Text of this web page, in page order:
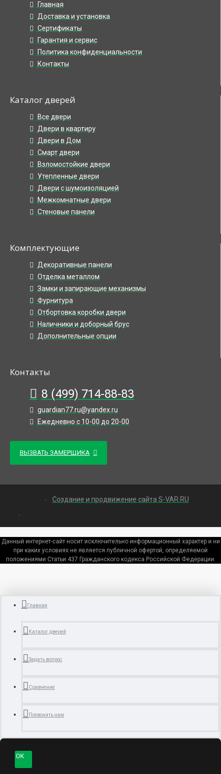
Главная
Доставка и установка
Сертификаты
Гарантия и сервис
Политика конфиденциальности
Контакты
Каталог дверей
Все двери
Двери в квартиру
Двери в Дом
Смарт двери
Взломостойкие двери
Утепленные двери
Двери с шумоизоляцией
Межкомнатные двери
Стеновые панели
Комплектующие
Декоративные панели
Отделка металлом
Замки и запирающие механизмы
Фурнитура
Отбортовка коробки двери
Наличники и доборный брус
Дополнительные опции
Контакты
8 (499) 714-88-83
guardian77.ru@yandex.ru
Ежедневно с 10-00 до 20-00
ВЫЗВАТЬ ЗАМЕРЩИКА
Создание и продвижение сайта S-VAR.RU
Данный интернет-сайт носит исключительно информационный характер и ни
при каких условиях не является публичной офертой, определяемой
положениями Статьи 437 Гражданского кодекса Российской Федерации.
Главная
Каталог дверей
Задать вопрос
Сравнение
Позвонить нам
OK